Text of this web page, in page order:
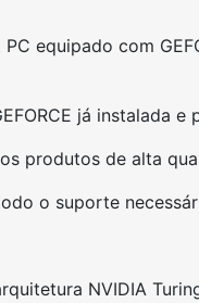
equipado com
já instalada e
produtos de alta
o suporte
NVIDIA